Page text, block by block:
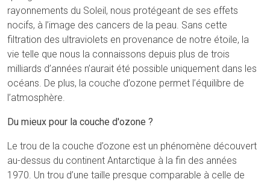
rayonnements du Soleil, nous protégeant de ses effets
nocifs, à l’image des cancers de la peau. Sans cette
filtration des ultraviolets en provenance de notre étoile, la
vie telle que nous la connaissons depuis plus de trois
milliards d’années n’aurait été possible uniquement dans les
océans. De plus, la couche d’ozone permet l’équilibre de
l’atmosphère.
Du mieux pour la couche d'ozone ?
Le trou de la couche d’ozone est un phénomène découvert
au-dessus du continent Antarctique à la fin des années
1970. Un trou d’une taille presque comparable à celle de